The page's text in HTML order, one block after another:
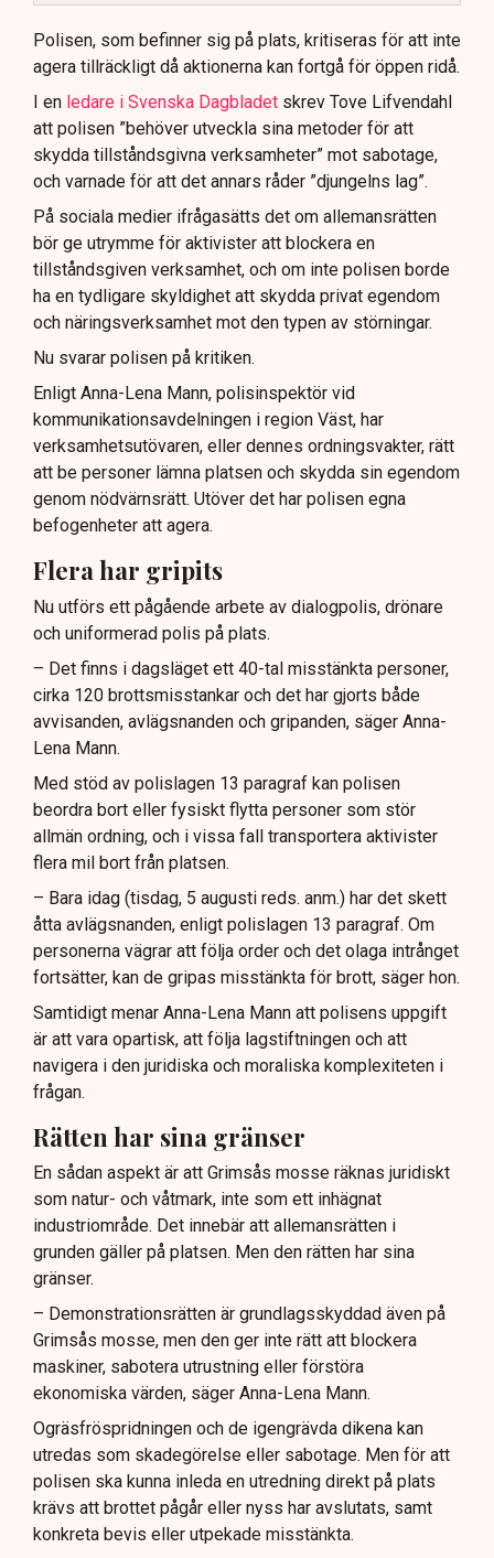
Polisen använder drönare och uniformerad polis
för att dokumentera bevis.
Samtidigt är polisarbetet komplext när det gäller
att navigera juridiska rättigheter och gränser.
Polisen, som befinner sig på plats, kritiseras för att inte
agera tillräckligt då aktionerna kan fortgå för öppen ridå.
I en ledare i Svenska Dagbladet skrev Tove Lifvendahl
att polisen ”behöver utveckla sina metoder för att
skydda tillståndsgivna verksamheter” mot sabotage,
och varnade för att det annars råder ”djungelns lag”.
På sociala medier ifrågasätts det om allemansrätten
bör ge utrymme för aktivister att blockera en
tillståndsgiven verksamhet, och om inte polisen borde
ha en tydligare skyldighet att skydda privat egendom
och näringsverksamhet mot den typen av störningar.
Nu svarar polisen på kritiken.
Enligt Anna-Lena Mann, polisinspektör vid
kommunikationsavdelningen i region Väst, har
verksamhetsutövaren, eller dennes ordningsvakter, rätt
att be personer lämna platsen och skydda sin egendom
genom nödvärnsrätt. Utöver det har polisen egna
befogenheter att agera.
Flera har gripits
Nu utförs ett pågående arbete av dialogpolis, drönare
och uniformerad polis på plats.
– Det finns i dagsläget ett 40-tal misstänkta personer,
cirka 120 brottsmisstankar och det har gjorts både
avvisanden, avlägsnanden och gripanden, säger Anna-
Lena Mann.
Med stöd av polislagen 13 paragraf kan polisen
beordra bort eller fysiskt flytta personer som stör
allmän ordning, och i vissa fall transportera aktivister
flera mil bort från platsen.
– Bara idag (tisdag, 5 augusti reds. anm.) har det skett
åtta avlägsnanden, enligt polislagen 13 paragraf. Om
personerna vägrar att följa order och det olaga intrånget
fortsätter, kan de gripas misstänkta för brott, säger hon.
Samtidigt menar Anna-Lena Mann att polisens uppgift
är att vara opartisk, att följa lagstiftningen och att
navigera i den juridiska och moraliska komplexiteten i
frågan.
Rätten har sina gränser
En sådan aspekt är att Grimsås mosse räknas juridiskt
som natur- och våtmark, inte som ett inhägnat
industriområde. Det innebär att allemansrätten i
grunden gäller på platsen. Men den rätten har sina
gränser.
– Demonstrationsrätten är grundlagsskyddad även på
Grimsås mosse, men den ger inte rätt att blockera
maskiner, sabotera utrustning eller förstöra
ekonomiska värden, säger Anna-Lena Mann.
Ogräsfröspridningen och de igengrävda dikena kan
utredas som skadegörelse eller sabotage. Men för att
polisen ska kunna inleda en utredning direkt på plats
krävs att brottet pågår eller nyss har avslutats, samt
konkreta bevis eller utpekade misstänkta.